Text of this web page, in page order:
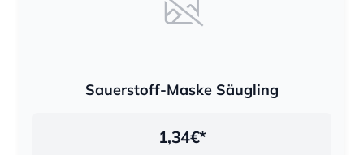
Sauerstoff-Maske Säugling
1,34€*